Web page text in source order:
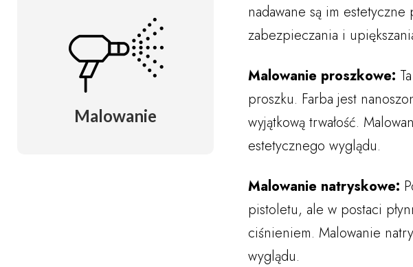
Malowanie
nadawane są im
zabezpieczania i
Malowanie proszkowe:
proszku. Farba jest
wyjątkową trwałość.
estetycznego wyglądu.
Malowanie natryskowe:
pistoletu, ale w postaci
ciśnieniem. Malowanie
wyglądu.